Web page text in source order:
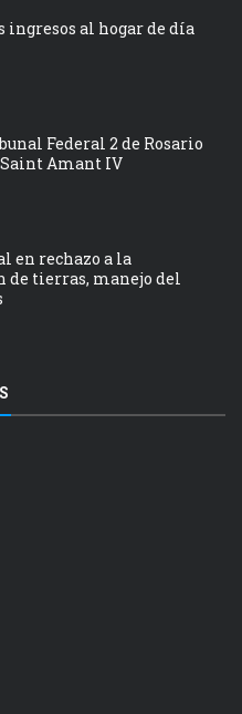
ingresos al hogar de día
Federal 2 de Rosario
Amant IV
en rechazo a la
tierras, manejo del